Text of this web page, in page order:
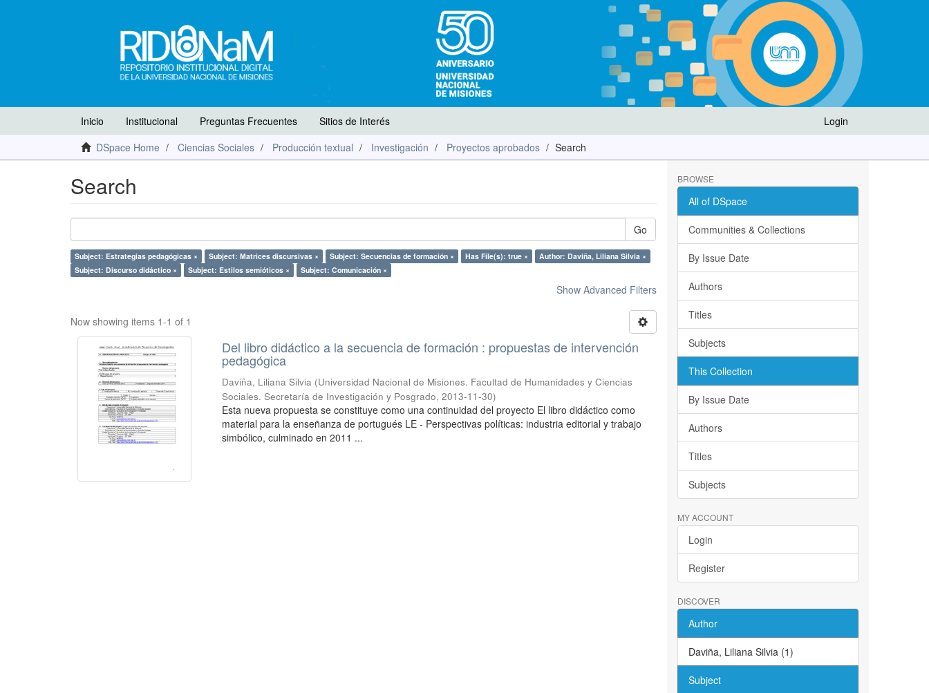
Login
Inicio Institucional Preguntas Frecuentes
Sitios de Interés
DSpace Home
Ciencias Sociales Producción textual Investigación Proyectos aprobados Search
Search
Go
Subject: Estrategias pedagógicas × Subject: Matrices discursivas × Subject: Secuencias de formación × Has File(s): true ×
Author: Daviña, Liliana Silvia ×
Subject: Discurso didáctico ×
Subject: Estilos semióticos × Subject: Comunicación ×
Show Advanced Filters
Now showing items 1-1 of 1
Del libro didáctico a la secuencia de formación : propuestas de intervención
pedagógica
Daviña, Liliana Silvia (Universidad Nacional de Misiones. Facultad de Humanidades y Ciencias
Sociales. Secretaría de Investigación y Posgrado,2013-11-30)
Esta nueva propuesta se constituye como una continuidad del proyecto El libro didáctico como
material para la enseñanza de portugués LE - Perspectivas políticas: industria editorial y trabajo
simbólico, culminado en 2011 ...
BROWSE
All of DSpace
Communities & Collections
By Issue Date
Authors
Titles
Subjects
This Collection
By Issue Date
Authors
Titles
Subjects
MY ACCOUNT
Login
Register
DISCOVER
Author
Daviña, Liliana Silvia (1)
Subject